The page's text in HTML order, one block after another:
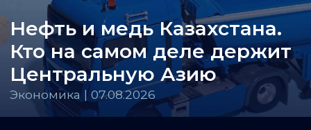
Нефть и медь Казахстана.
Кто на самом деле держит
Центральную Азию
Экономика | 07.08.2026